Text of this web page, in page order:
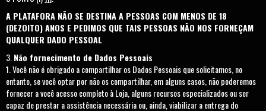
A PLATAFORA NÃO SE DESTINA A PESSOAS COM MENOS DE 18
(DEZOITO) ANOS E PEDIMOS QUE TAIS PESSOAS NÃO NOS FORNEÇAM
QUALQUER DADO PESSOAL
Não fornecimento de Dados Pessoais
Você não é obrigado a compartilhar os Dados Pessoais que solicitamos, no
entanto, se você optar por não os compartilhar, em alguns casos, não poderemos
fornecer a você acesso completo à Loja, alguns recursos especializados ou ser
capaz de prestar a assistência necessária ou, ainda, viabilizar a entrega do